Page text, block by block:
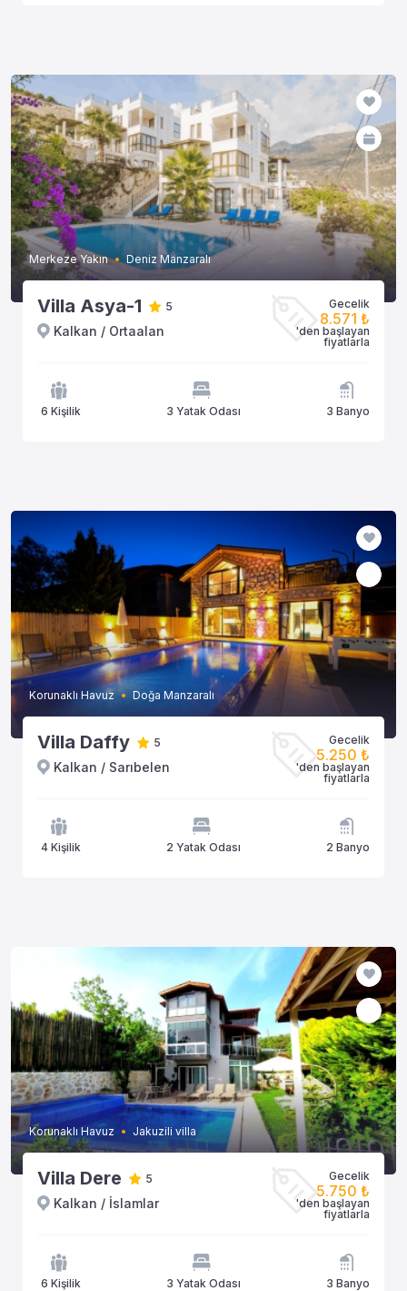
Merkeze Yakın Deniz Manzaralı
Villa Asya-1 5
Kalkan / Ortaalan
Gecelik
8.571 ₺
'den başlayan
fiyatlarla
6 Kişilik 3 Yatak Odası 3 Banyo
Korunaklı Havuz Doğa Manzaralı
Villa Daffy 5
Kalkan / Sarıbelen
Gecelik
5.250 ₺
'den başlayan
fiyatlarla
4 Kişilik 2 Yatak Odası 2 Banyo
Korunaklı Havuz Jakuzili villa
Villa Dere 5
Kalkan / İslamlar
Gecelik
5.750 ₺
'den başlayan
fiyatlarla
6 Kişilik 3 Yatak Odası 3 Banyo